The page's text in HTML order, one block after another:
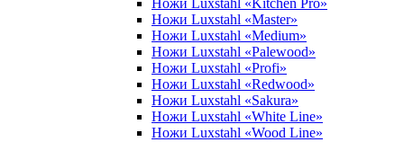
Ножи Luxstahl «Kitchen Pro»
Ножи Luxstahl «Master»
Ножи Luxstahl «Medium»
Ножи Luxstahl «Palewood»
Ножи Luxstahl «Profi»
Ножи Luxstahl «Redwood»
Ножи Luxstahl «Sakura»
Ножи Luxstahl «White Line»
Ножи Luxstahl «Wood Line»